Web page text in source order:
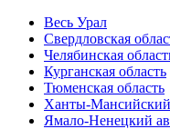
Весь Урал
Свердловская
Челябинская
Курганская область
Тюменская область
Ханты-
Ямало-Ненецкий